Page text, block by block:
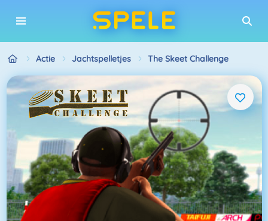
Actie Jachtspelletjes The Skeet Challenge